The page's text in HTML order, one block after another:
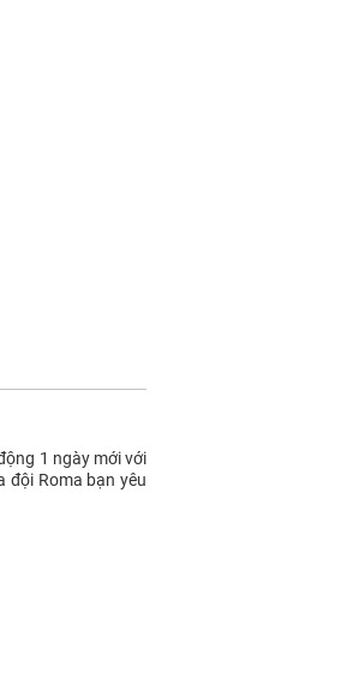
1 ngày mới với
đội Roma bạn yêu